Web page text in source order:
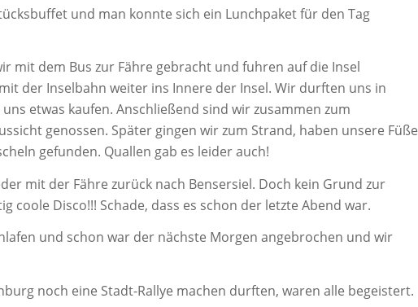
und man konnte sich ein Lunchpaket für den Tag
mit dem Bus zur Fähre gebracht und fuhren auf die Insel
der Inselbahn weiter ins Innere der Insel. Wir durften uns in
etwas kaufen. Anschließend sind wir zusammen zum
genossen. Später gingen wir zum Strand, haben unsere Füße
gefunden. Quallen gab es leider auch!
mit der Fähre zurück nach Bensersiel. Doch kein Grund zur
coole Disco!!! Schade, dass es schon der letzte Abend war.
und schon war der nächste Morgen angebrochen und wir
noch eine Stadt-Rallye machen durften, waren alle begeistert.